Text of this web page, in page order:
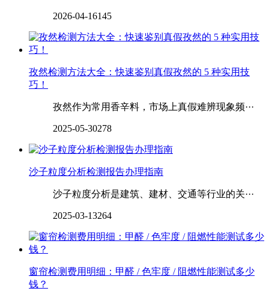
2026-04-16145
孜然检测方法大全：快速鉴别真假孜然的 5 种实用技
巧！
孜然作为常用香辛料，市场上真假难辨现象频···
2025-05-30278
沙子粒度分析检测报告办理指南
沙子粒度分析是建筑、建材、交通等行业的关···
2025-03-13264
窗帘检测费用明细：甲醛 / 色牢度 / 阻燃性能测试多少
钱？